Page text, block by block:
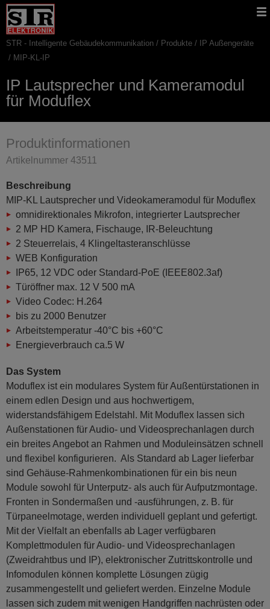
Gehe
direkt
zu:
STR
Website
Hauptnavigation
Pfadnavigation
STR - Intelligente Gebäudekommunikation Produkte
IP Außengeräte
MIP-KL-IP
IP Lautsprecher und Kameramodul
für Moduflex
Produktinformationen
Artikelnummer 43511
Beschreibung
MIP-KL Lautsprecher und Videokameramodul für Moduflex
omnidirektionales Mikrofon, integrierter Lautsprecher
2 MP HD Kamera, Fischauge, IR-Beleuchtung
2 Steuerrelais, 4 Klingeltasteranschlüsse
WEB Konfiguration
IP65, 12 VDC oder Standard-PoE (IEEE802.3af)
Türöffner max. 12 V 500 mA
Video Codec: H.264
bis zu 2000 Benutzer
Arbeitstemperatur -40°C bis +60°C
Energieverbrauch ca.5 W
Das System
Moduflex ist ein modulares System für Außentürstationen in
einem edlen Design und aus hochwertigem,
widerstandsfähigem Edelstahl. Mit Moduflex lassen sich
Außenstationen für Audio- und Videosprechanlagen durch
ein breites Angebot an Rahmen und Moduleinsätzen schnell
und flexibel konfigurieren. Als Standard ab Lager lieferbar
sind Gehäuse-Rahmenkombinationen für ein bis neun
Module sowohl für Unterputz- als auch für Aufputzmontage.
Fronten in Sondermaßen und -ausführungen, z. B. für
Türpaneelmotage, werden individuell geplant und gefertigt.
Mit der Vielfalt an ebenfalls ab Lager verfügbaren
Komplettmodulen für Audio- und Videosprechanlagen
(Zweidrahtbus und IP), elektronischer Zutrittskontrolle und
Infomodulen können komplette Lösungen zügig
zusammengestellt und geliefert werden. Einzelne Module
lassen sich zudem mit wenigen Handgriffen nachrüsten oder